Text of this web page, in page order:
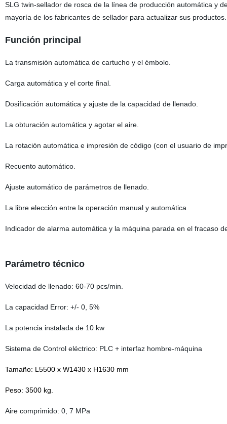
SLG twin-sellador de rosca de la línea de producción automática y
mayoría de los fabricantes de sellador para actualizar sus productos.
Función principal
La transmisión automática de cartucho y el émbolo.
Carga automática y el corte final.
Dosificación automática y ajuste de la capacidad de llenado.
La obturación automática y agotar el aire.
La rotación automática e impresión de código (con el usuario de
Recuento automático.
Ajuste automático de parámetros de llenado.
La libre elección entre la operación manual y automática
Indicador de alarma automática y la máquina parada en el fracaso
Parámetro técnico
Velocidad de llenado: 60-70 pcs/min.
La capacidad Error: +/- 0, 5%
La potencia instalada de 10 kw
Sistema de Control eléctrico: PLC + interfaz hombre-máquina
Tamaño: L5500 x W1430 x H1630 mm
Peso: 3500 kg.
Aire comprimido: 0, 7 MPa